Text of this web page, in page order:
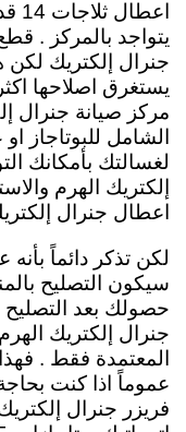
يتواجد بالمركز .
جنرال إلكتريك
يستغرق اصلاحها
مركز صيانة جنرال
الشامل للبوتاجاز
لغسالتك بأمكانك
إلكتريك الهرم
اعطال جنرال
لكن تذكر دائماً
سيكون التصليح
حصولك بعد
جنرال إلكتريك
المعتمدة فقط .
عموماً اذا كنت